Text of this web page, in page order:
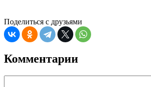
8
Поделиться с друзьями
Комментарии